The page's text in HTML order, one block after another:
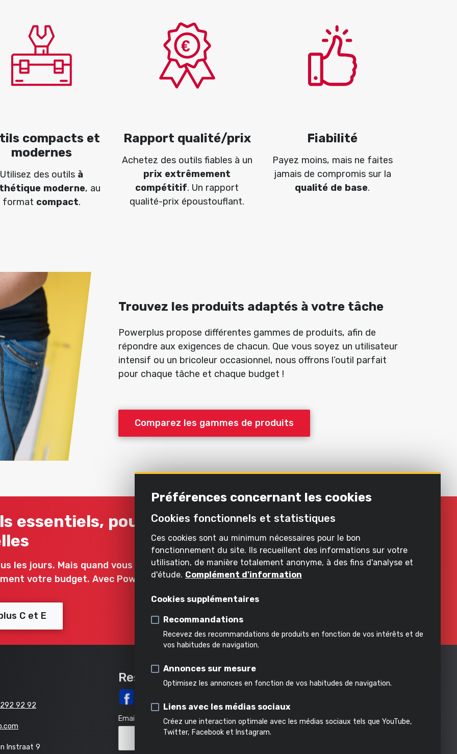
compacts et
modernes
Utilisez des outils à
moderne, au
format compact.
Rapport qualité/prix
Achetez des outils fiables à un
prix extrêmement
compétitif. Un rapport
qualité-prix époustouflant.
Fiabilité
Payez moins, mais ne faites
jamais de compromis sur la
qualité de base.
Trouvez les produits adaptés à votre tâche
Powerplus propose différentes gammes de produits, afin de
répondre aux exigences de chacun. Que vous soyez un utilisateur
intensif ou un bricoleur occasionnel, nous offrons l’outil parfait
pour chaque tâche et chaque budget !
Comparez les gammes de produits
essentiels, pour les tâches de bricolage ou de
les jours. Mais quand vous le faites, vous voulez le faire correctement. Avec des
votre budget. Avec Powerplus C et E donc.
C et E
92 92
Instraat 9
Rester informé
Email
Préférences concernant les cookies
Cookies fonctionnels et statistiques
Ces cookies sont au minimum nécessaires pour le bon
fonctionnement du site. Ils recueillent des informations sur votre
utilisation, de manière totalement anonyme, à des fins d'analyse et
d'étude. Complément d'information
Cookies supplémentaires
Recommandations
Recevez des recommandations de produits en fonction de vos intérêts et de
vos habitudes de navigation.
Annonces sur mesure
Optimisez les annonces en fonction de vos habitudes de navigation.
Liens avec les médias sociaux
Créez une interaction optimale avec les médias sociaux tels que YouTube,
Twitter, Facebook et Instagram.